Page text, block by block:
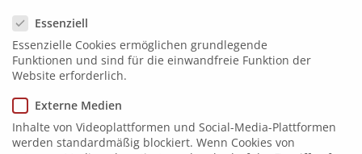
Essenziell
Essenzielle Cookies ermöglichen grundlegende
Funktionen und sind für die einwandfreie Funktion der
Website erforderlich.
Externe Medien
Inhalte von Videoplattformen und Social-Media-Plattformen
werden standardmäßig blockiert. Wenn Cookies von